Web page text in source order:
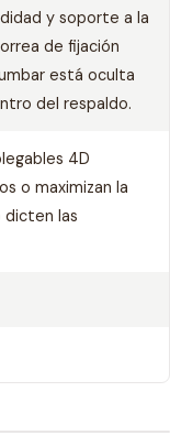
y soporte a la
de fijación
está oculta
del respaldo.
4D
o maximizan la
dicten las